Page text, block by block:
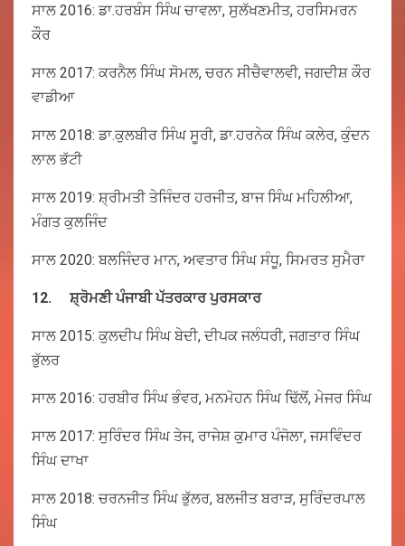
ਸਾਲ 2016: ਡਾ.ਹਰਬੰਸ ਸਿੰਘ ਚਾਵਲਾ, ਸੁਲੱਖਣਮੀਤ, ਹਰਸਿਮਰਨ
ਕੌਰ
ਸਾਲ 2017: ਕਰਨੈਲ ਸਿੰਘ ਸੋਮਲ, ਚਰਨ ਸੀਚੈਵਾਲਵੀ, ਜਗਦੀਸ਼ ਕੌਰ
ਵਾਡੀਆ
ਸਾਲ 2018: ਡਾ.ਕੁਲਬੀਰ ਸਿੰਘ ਸੂਰੀ, ਡਾ.ਹਰਨੇਕ ਸਿੰਘ ਕਲੇਰ, ਕੁੰਦਨ
ਲਾਲ ਭੱਟੀ
ਸਾਲ 2019: ਸ਼੍ਰੀਮਤੀ ਤੇਜਿੰਦਰ ਹਰਜੀਤ, ਬਾਜ ਸਿੰਘ ਮਹਿਲੀਆ,
ਮੰਗਤ ਕੁਲਜਿੰਦ
ਸਾਲ 2020: ਬਲਜਿੰਦਰ ਮਾਨ, ਅਵਤਾਰ ਸਿੰਘ ਸੰਧੂ, ਸਿਮਰਤ ਸੁਮੈਰਾ
12. ਸ਼੍ਰੋਮਣੀ ਪੰਜਾਬੀ ਪੱਤਰਕਾਰ ਪੁਰਸਕਾਰ
ਸਾਲ 2015: ਕੁਲਦੀਪ ਸਿੰਘ ਬੇਦੀ, ਦੀਪਕ ਜਲੰਧਰੀ, ਜਗਤਾਰ ਸਿੰਘ
ਭੁੱਲਰ
ਸਾਲ 2016: ਹਰਬੀਰ ਸਿੰਘ ਭੰਵਰ, ਮਨਮੋਹਨ ਸਿੰਘ ਢਿੱਲੋਂ, ਮੇਜਰ ਸਿੰਘ
ਸਾਲ 2017: ਸੁਰਿੰਦਰ ਸਿੰਘ ਤੇਜ, ਰਾਜੇਸ਼ ਕੁਮਾਰ ਪੰਜੋਲਾ, ਜਸਵਿੰਦਰ
ਸਿੰਘ ਦਾਖਾ
ਸਾਲ 2018: ਚਰਨਜੀਤ ਸਿੰਘ ਭੁੱਲਰ, ਬਲਜੀਤ ਬਰਾੜ, ਸੁਰਿੰਦਰਪਾਲ
ਸਿੰਘ